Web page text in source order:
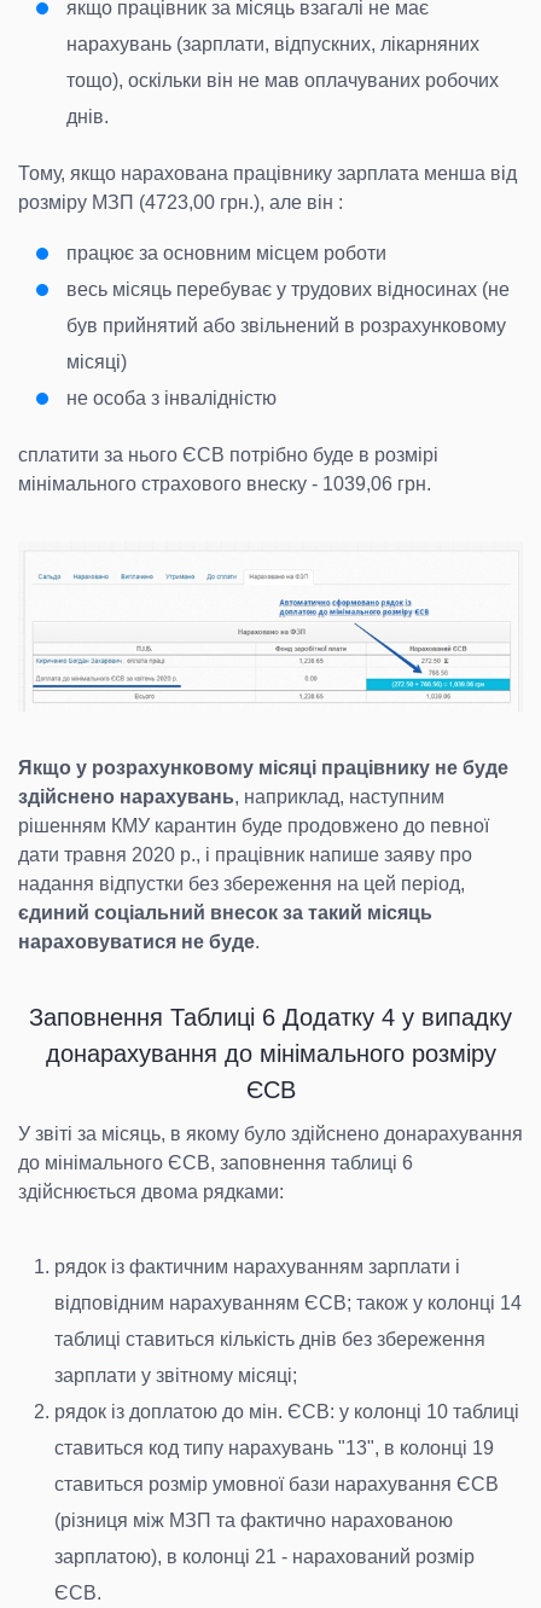
якщо працівник за місяць взагалі не має
нарахувань (зарплати, відпускних, лікарняних
тощо), оскільки він не мав оплачуваних робочих
днів.
Тому, якщо нарахована працівнику зарплата менша від
розміру МЗП (4723,00 грн.), але він :
працює за основним місцем роботи
весь місяць перебуває у трудових відносинах (не
був прийнятий або звільнений в розрахунковому
місяці)
не особа з інвалідністю
сплатити за нього ЄСВ потрібно буде в розмірі
мінімального страхового внеску - 1039,06 грн.
Якщо у розрахунковому місяці працівнику не буде
здійснено нарахувань, наприклад, наступним
рішенням КМУ карантин буде продовжено до певної
дати травня 2020 р., і працівник напише заяву про
надання відпустки без збереження на цей період,
єдиний соціальний внесок за такий місяць
нараховуватися не буде.
Заповнення Таблиці 6 Додатку 4 у випадку
донарахування до мінімального розміру
ЄСВ
У звіті за місяць, в якому було здійснено донарахування
до мінімального ЄСВ, заповнення таблиці 6
здійснюється двома рядками:
рядок із фактичним нарахуванням зарплати і
відповідним нарахуванням ЄСВ; також у колонці 14
таблиці ставиться кількість днів без збереження
зарплати у звітному місяці;
рядок із доплатою до мін. ЄСВ: у колонці 10 таблиці
ставиться код типу нарахувань "13", в колонці 19
ставиться розмір умовної бази нарахування ЄСВ
(різниця між МЗП та фактично нарахованою
зарплатою), в колонці 21 - нарахований розмір
ЄСВ.